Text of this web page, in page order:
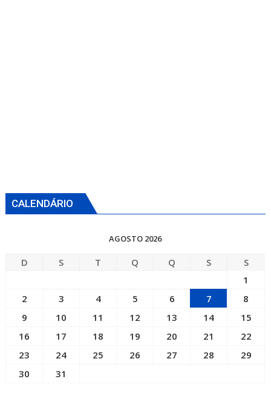
CALENDÁRIO
AGOSTO 2026
D S T Q Q S
S
1
2
3 4 5 6 7
8
9
10 11 12 13 14
15
16
17 18 19 20 21
22
23
24 25 26 27 28
29
30
31